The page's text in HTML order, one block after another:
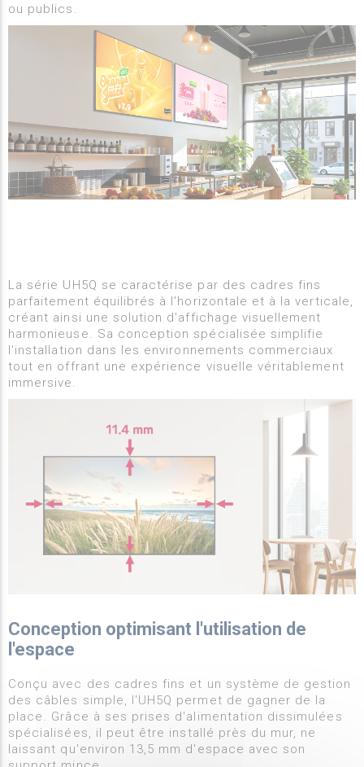
ou publics.
La série UH5Q se caractérise par des cadres fins
parfaitement équilibrés à l'horizontale et à la verticale,
créant ainsi une solution d'affichage visuellement
harmonieuse. Sa conception spécialisée simplifie
l'installation dans les environnements commerciaux
tout en offrant une expérience visuelle véritablement
immersive.
Conception optimisant l'utilisation de
l'espace
Conçu avec des cadres fins et un système de gestion
des câbles simple, l'UH5Q permet de gagner de la
place. Grâce à ses prises d'alimentation dissimulées
spécialisées, il peut être installé près du mur, ne
laissant qu'environ 13,5 mm d'espace avec son